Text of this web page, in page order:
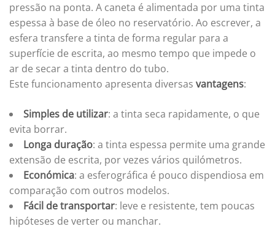
pressão na ponta. A caneta é alimentada por uma tinta
espessa à base de óleo no reservatório. Ao escrever, a
esfera transfere a tinta de forma regular para a
superfície de escrita, ao mesmo tempo que impede o
ar de secar a tinta dentro do tubo.
Este funcionamento apresenta diversas vantagens:
Simples de utilizar: a tinta seca rapidamente, o que
evita borrar.
Longa duração: a tinta espessa permite uma grande
extensão de escrita, por vezes vários quilómetros.
Económica: a esferográfica é pouco dispendiosa em
comparação com outros modelos.
Fácil de transportar: leve e resistente, tem poucas
hipóteses de verter ou manchar.